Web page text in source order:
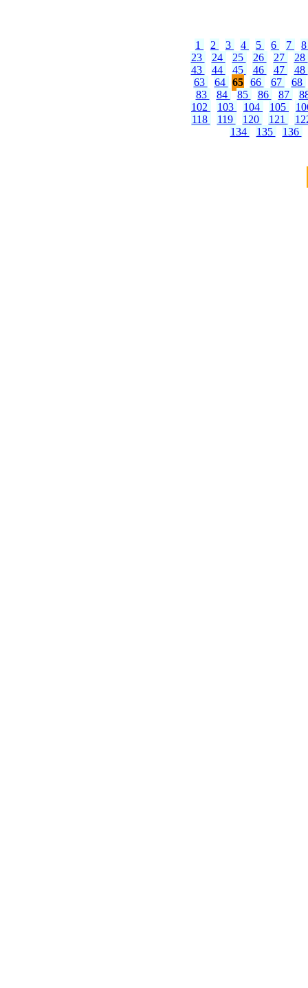
1 2 3 4 5 6 7
23
24 25 26 27
28
43
44 45 46 47
48
63
64 65 66 67
68
83
84 85 86 87
102
103 104 105
118
119 120 121
134
135 136